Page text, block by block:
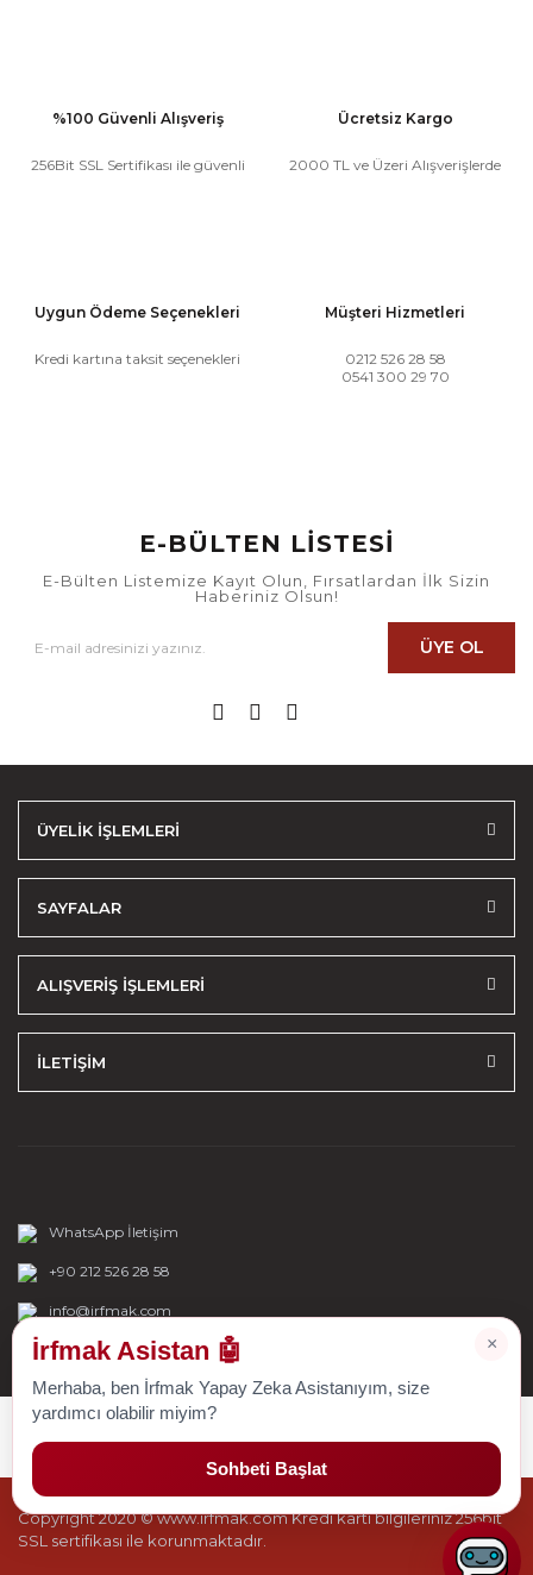
%100 Güvenli Alışveriş
256Bit SSL Sertifikası ile güvenli
Ücretsiz Kargo
2000 TL ve Üzeri Alışverişlerde
Uygun Ödeme Seçenekleri
Kredi kartına taksit seçenekleri
Müşteri Hizmetleri
0212 526 28 58
0541 300 29 70
E-BÜLTEN LİSTESİ
E-Bülten Listemize Kayıt Olun, Fırsatlardan İlk Sizin
Haberiniz Olsun!
ÜYE OL
ÜYELİK İŞLEMLERİ
SAYFALAR
ALIŞVERİŞ İŞLEMLERİ
İLETİŞİM
WhatsApp İletişim
+90 212 526 28 58
info@irfmak.com
Copyright 2020 © www.irfmak.com Kredi kartı bilgileriniz 256bit
SSL sertifikası ile korunmaktadır.
×
İrfmak Asistan 🤖
Merhaba, ben İrfmak Yapay Zeka Asistanıyım, size
yardımcı olabilir miyim?
Sohbeti Başlat